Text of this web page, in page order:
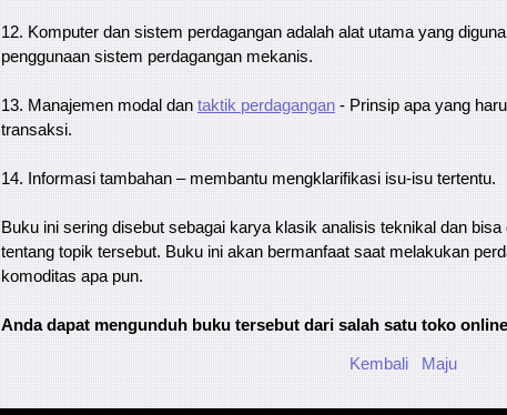
12. Komputer dan sistem perdagangan adalah alat utama yang
penggunaan sistem perdagangan mekanis.
13. Manajemen modal dan taktik perdagangan - Prinsip apa yang
transaksi.
14. Informasi tambahan – membantu mengklarifikasi isu-isu tertentu.
Buku ini sering disebut sebagai karya klasik analisis teknikal dan
tentang topik tersebut. Buku ini akan bermanfaat saat melakukan
komoditas apa pun.
Anda dapat mengunduh buku tersebut dari salah satu toko online
Kembali Maju